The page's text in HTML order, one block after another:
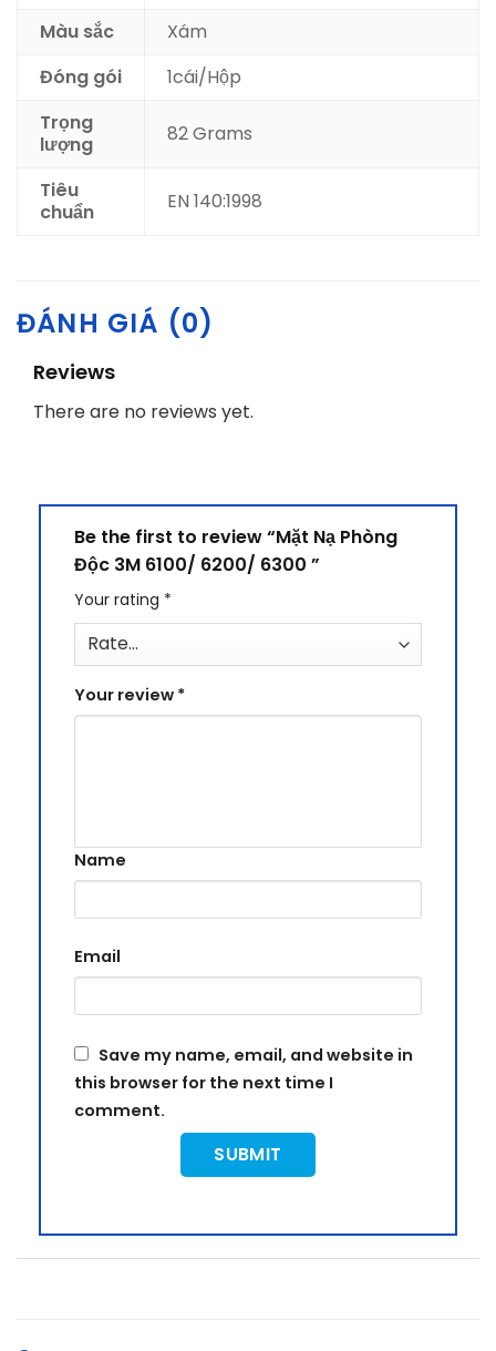
Màu sắc
Xám
Đóng gói
1cái/Hộp
Trọng
lượng
82 Grams
Tiêu
chuẩn
EN 140:1998
ĐÁNH GIÁ (0)
Reviews
There are no reviews yet.
Be the first to review “Mặt Nạ Phòng
Độc 3M 6100/ 6200/ 6300 ”
Your rating *
Your review *
Name
Email
Save my name, email, and website in
this browser for the next time I
comment.